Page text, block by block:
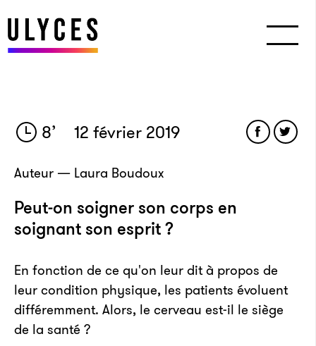
8’ 12 février 2019
Auteur — Laura Boudoux
Peut-on soigner son corps en
soignant son esprit ?
En fonction de ce qu'on leur dit à propos de
leur condition physique, les patients évoluent
différemment. Alors, le cerveau est-il le siège
de la santé ?